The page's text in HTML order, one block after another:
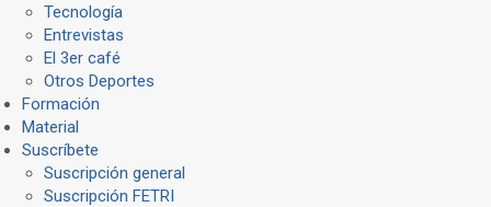
Tecnología
Entrevistas
El 3er café
Otros Deportes
Formación
Material
Suscríbete
Suscripción general
Suscripción FETRI